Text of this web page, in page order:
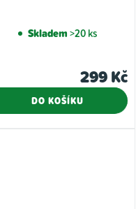
Skladem>20 ks
299 Kč
DO KOŠÍKU